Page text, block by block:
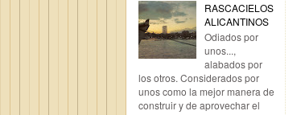
RASCACIELOS
ALICANTINOS
Odiados por
unos...,
alabados por
los otros. Considerados por
unos como la mejor manera de
construir y de aprovechar el